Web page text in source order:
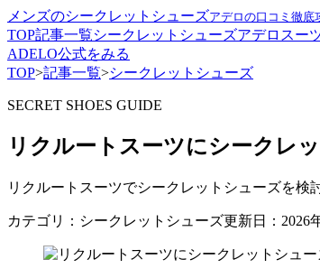
メンズのシークレットシューズアデロの口コミ徹底
TOP記事一覧シークレットシューズアデロ スー
ADELO公式をみる
TOP>記事一覧>シークレットシューズ
SECRET SHOES GUIDE
リクルートスーツにシークレ
リクルートスーツでシークレットシューズを検
カテゴリ：シークレットシューズ更新日：2026